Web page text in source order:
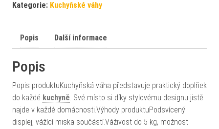
Kategorie: Kuchyňské váhy
Popis Další informace
Popis
Popis produktuKuchyňská váha představuje praktický doplňek
do každé kuchyně. Své místo si díky stylovému designu jistě
najde v každé domácnosti.Výhody produktuPodsvícený
displej, vážící miska součástí.Váživost do 5 kg, možnost